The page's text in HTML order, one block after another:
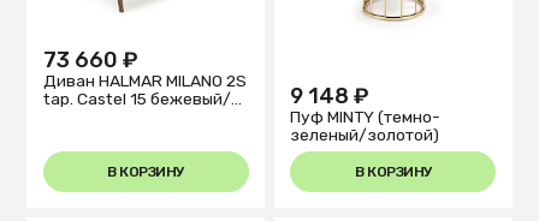
73 660 ₽
Диван HALMAR MILANO 2S
tap. Castel 15 бежевый/
В КОРЗИНУ
9 148 ₽
Пуф MINTY (темно-
зеленый/золотой)
В КОРЗИНУ